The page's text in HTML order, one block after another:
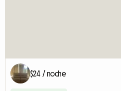
$24 / noche